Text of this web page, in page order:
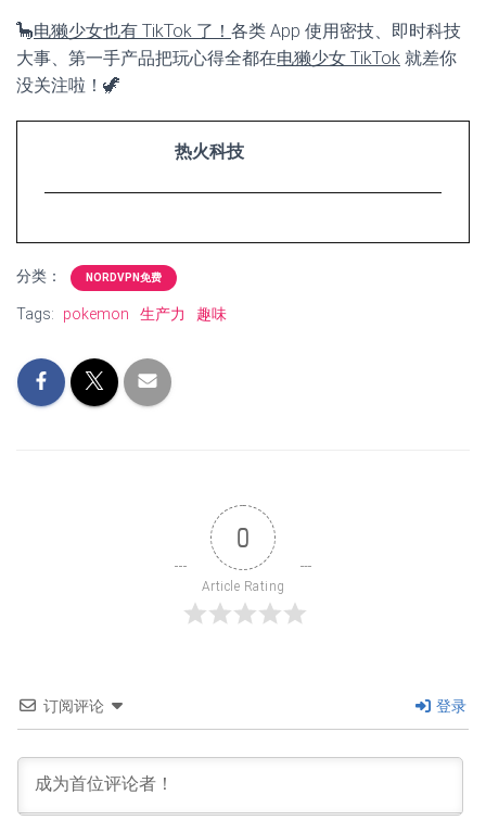
🦕电獭少女也有 TikTok 了！ 各类 App 使用密技、即时科技
大事、第一手产品把玩心得全都在电獭少女 TikTok 就差你
没关注啦！🦖
热火科技
分类： NORDVPN免费
Tags: pokemon 生产力 趣味
0
Article Rating
订阅评论 登录